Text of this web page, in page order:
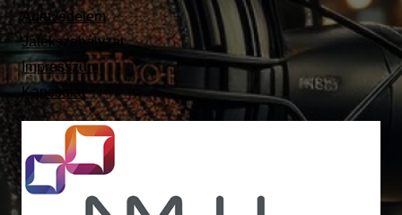
Adatvédelem
Játékszabályzat
Impresszum
Kapcsolat